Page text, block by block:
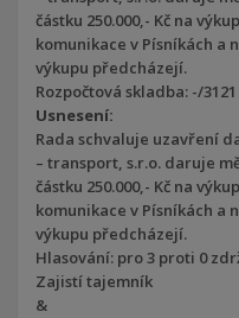
částku 250.000,- Kč na
komunikace v Písníkách a
výkupu předcházejí.
Rozpočtová skladba: -/3121
Usnesení:
Rada schvaluje uzavření
– transport, s.r.o. daruje
částku 250.000,- Kč na
komunikace v Písníkách a
výkupu předcházejí.
Hlasování: pro 3 proti 0
Zajistí tajemník
&